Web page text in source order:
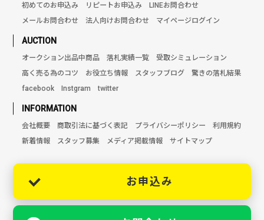
初めてのお申込み リピートお申込み
LINEお問合わせ
メールお問合わせ
法人向けお問合わせ マイページログイン
AUCTION
オークション出品中商品 落札実績一覧
受取シミュレーション
高く売る為のコツ
お役立ち情報 スタッフブログ
驚きの落札結果
facebook
Instgram twitter
INFORMATION
会社概要 商取引法に基づく表記 プライバシーポリシー
利用規約
新着情報
スタッフ募集 メディア掲載情報 サイトマップ
お申込み